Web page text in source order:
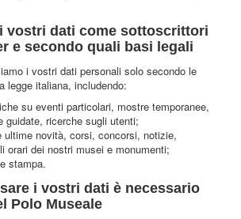
vostri dati come sottoscrittori
e secondo quali basi legali
i vostri dati personali solo secondo le
legge italiana, includendo:
su eventi particolari, mostre temporanee,
guidate, ricerche sugli utenti;
ultime novità, corsi, concorsi, notizie,
orari dei nostri musei e monumenti;
stampa.
i vostri dati è necessario
Polo Museale